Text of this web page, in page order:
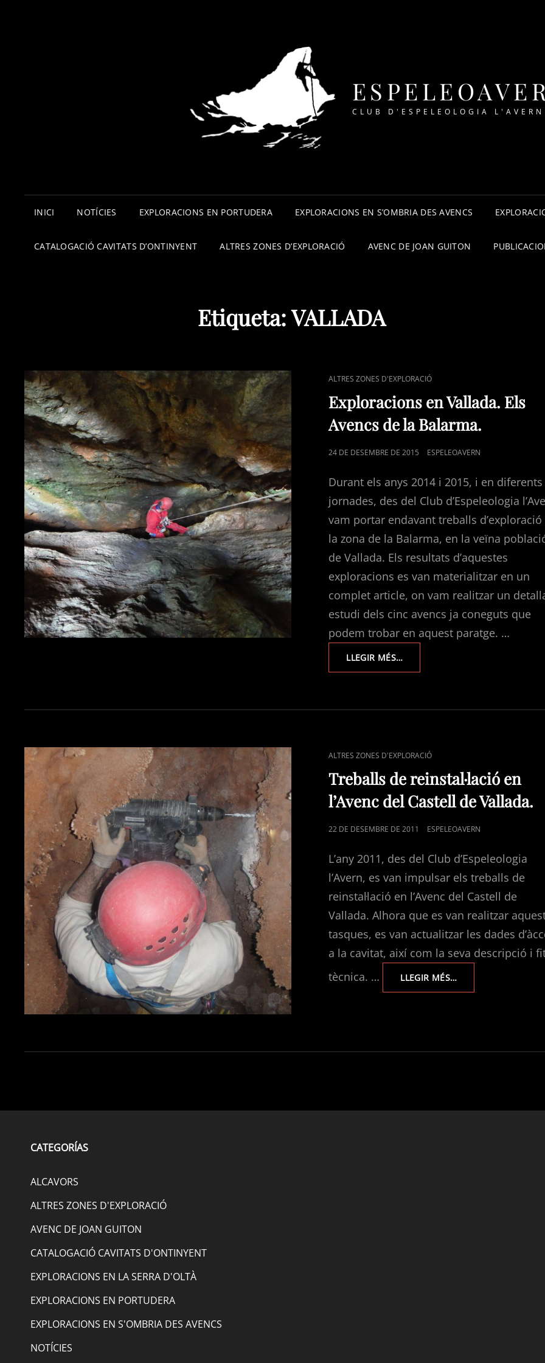
CLUB D'ESPELEOLOGIA
INICI NOTÍCIES EXPLORACIONS EN PORTUDERA EXPLORACIONS EN S’OMBRIA DES AVENCS
CATALOGACIÓ CAVITATS D’ONTINYENT ALTRES ZONES D’EXPLORACIÓ AVENC DE JOAN GUITON
Etiqueta:VALLADA
CAT
LINKS
ALTRES ZONES D'EXPLORACIÓ
Exploracions en Vallada. Els
Avencs de la Balarma.
POSTED
24 DE DESEMBRE DE 2015 ESPELEOAVERN
Durant els anys 2014 i 2015, i en diferents
jornades, des del Club d’Espeleologia
vam portar endavant treballs d’exploració
la zona de la Balarma, en la veïna
de Vallada. Els resultats d’aquestes
exploracions es van materialitzar en un
complet article, on vam realitzar un
estudi dels cinc avencs ja coneguts que
podem trobar en aquest paratge. …
LLEGIR MÉS…EXPLORACIONS
EN
AVENCS
CAT
LINKS
ALTRES ZONES D'EXPLORACIÓ
Treballs de reinstal·lació en
l’Avenc del Castell de Vallada.
POSTED
22 DE DESEMBRE DE 2011 ESPELEOAVERN
L’any 2011, des del Club d’Espeleologia
l’Avern, es van impulsar els treballs de
reinstal·lació en l’Avenc del Castell de
Vallada. Alhora que es van realitzar
tasques, es van actualitzar les dades
a la cavitat, així com la seva descripció i
tècnica. …
LLEGIR MÉS…TREBALLS
DE
CASTELL
CATEGORÍAS
ALCAVORS
ALTRES ZONES D'EXPLORACIÓ
AVENC DE JOAN GUITON
CATALOGACIÓ CAVITATS D'ONTINYENT
EXPLORACIONS EN LA SERRA D'OLTÀ
EXPLORACIONS EN PORTUDERA
EXPLORACIONS EN S'OMBRIA DES AVENCS
NOTÍCIES